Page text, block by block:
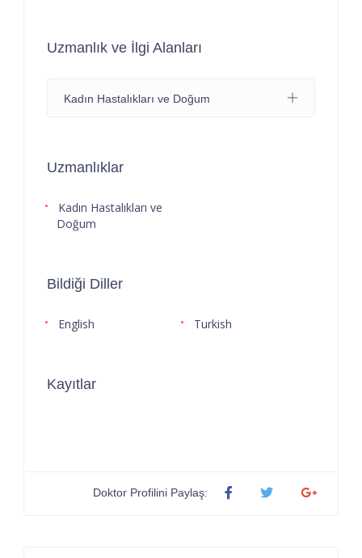
Uzmanlık ve İlgi Alanları
Kadın Hastalıkları ve Doğum
Uzmanlıklar
Kadın Hastalıkları ve
Doğum
Bildiği Diller
English Turkish
Kayıtlar
Doktor Profilini Paylaş: